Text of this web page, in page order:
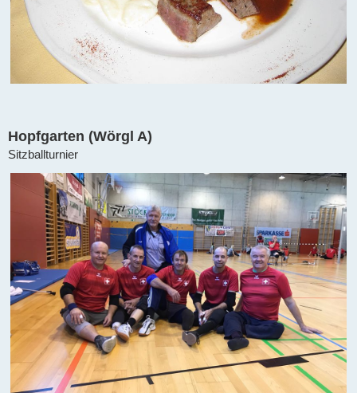
Hopfgarten (Wörgl A)
Sitzballturnier